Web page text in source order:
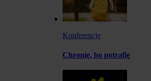
Konferencje
Chronię, bo potrafię